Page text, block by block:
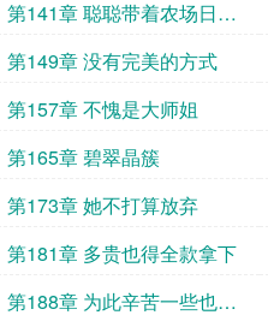
箱子里看一看
第141章 聪聪带着农场日报
来汇报
第149章 没有完美的方式
第157章 不愧是大师姐
第165章 碧翠晶簇
第173章 她不打算放弃
第181章 多贵也得全款拿下
第188章 为此辛苦一些也无